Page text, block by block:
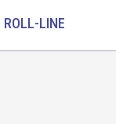
ROLL-LINE